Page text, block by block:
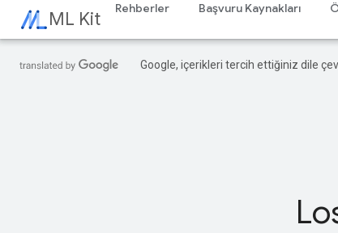
ML Kit Rehberler Başvuru Kaynakları
Google, içerikleri tercih ettiğiniz dile